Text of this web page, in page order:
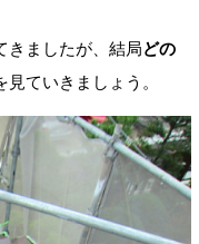
ましたが、結局どの
見ていきましょう。